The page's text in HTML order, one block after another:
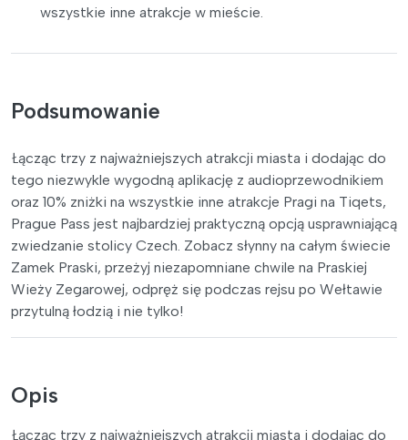
wszystkie inne atrakcje w mieście.
Podsumowanie
Łącząc trzy z najważniejszych atrakcji miasta i dodając do
tego niezwykle wygodną aplikację z audioprzewodnikiem
oraz 10% zniżki na wszystkie inne atrakcje Pragi na Tiqets,
Prague Pass jest najbardziej praktyczną opcją usprawniającą
zwiedzanie stolicy Czech. Zobacz słynny na całym świecie
Zamek Praski, przeżyj niezapomniane chwile na Praskiej
Wieży Zegarowej, odpręż się podczas rejsu po Wełtawie
przytulną łodzią i nie tylko!
Opis
Łącząc trzy z najważniejszych atrakcji miasta i dodając do